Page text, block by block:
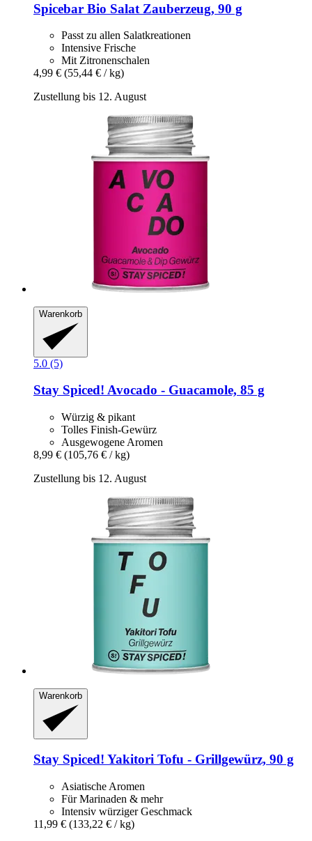
Spicebar Bio Salat Zauberzeug, 90 g
Passt zu allen Salatkreationen
Intensive Frische
Mit Zitronenschalen
4,99 € (55,44 € / kg)
Zustellung bis 12. August
Warenkorb
5.0 (5)
Stay Spiced! Avocado -​ Guacamole, 85 g
Würzig & pikant
Tolles Finish-Gewürz
Ausgewogene Aromen
8,99 € (105,76 € / kg)
Zustellung bis 12. August
Warenkorb
Stay Spiced! Yakitori Tofu -​ Grillgewürz, 90 g
Asiatische Aromen
Für Marinaden & mehr
Intensiv würziger Geschmack
11,99 € (133,22 € / kg)